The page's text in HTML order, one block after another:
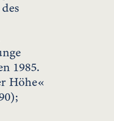
1985.
Höhe«